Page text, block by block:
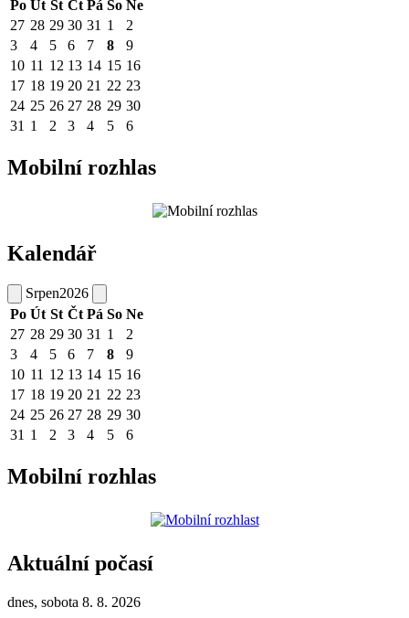
Po Út St Čt Pá So Ne
27 28 29 30 31 1
2
3
4 5 6 7 8
9
10 11 12 13 14 15 16
17 18 19 20 21 22 23
24 25 26 27 28 29 30
31 1 2 3 4 5 6
Mobilní rozhlas
Kalendář
Srpen2026
Po Út St Čt Pá So Ne
27 28 29 30 31 1
2
3
4 5 6 7 8
9
10 11 12 13 14 15 16
17 18 19 20 21 22 23
24 25 26 27 28 29 30
31 1 2 3 4 5 6
Mobilní rozhlas
Aktuální počasí
dnes, sobota 8. 8. 2026